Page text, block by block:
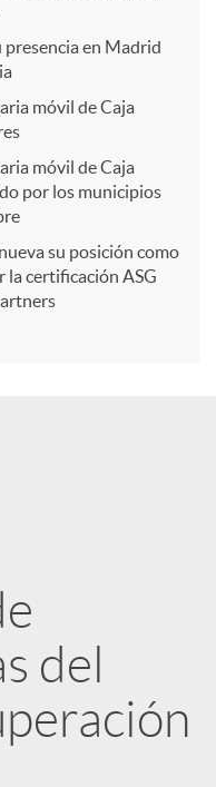
presencia en Madrid
móvil de Caja
móvil de Caja
por los municipios
su posición como
la certificación ASG
del